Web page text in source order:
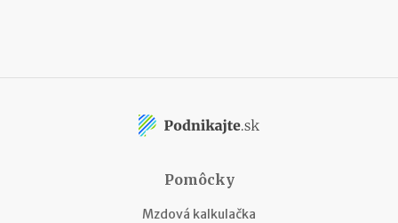
Pomôcky
Mzdová kalkulačka